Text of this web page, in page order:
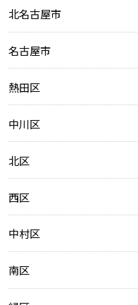
北名古屋市
名古屋市
熱田区
中川区
北区
西区
中村区
南区